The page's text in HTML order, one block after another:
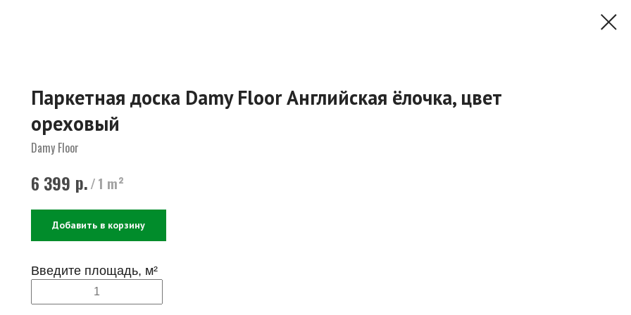
Паркетная доска Damy Floor Английская ёлочка, цвет
ореховый
Damy Floor
6 399 р./1 m²
Добавить в корзину
Введите площадь, м²